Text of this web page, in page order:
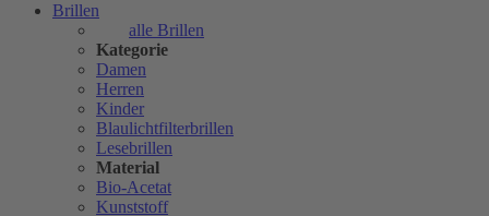
Brillen
alle Brillen
Kategorie
Damen
Herren
Kinder
Blaulichtfilterbrillen
Lesebrillen
Material
Bio-Acetat
Kunststoff